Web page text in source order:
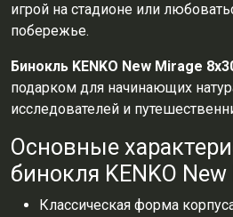
игрой на стадионе или
побережье.
Бинокль KENKO New Mirage
подарком для начинающих
исследователей и
Основные
бинокля KENKO
Классическая форма